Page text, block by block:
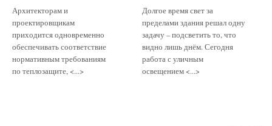
Архитекторам и
проектировщикам
приходится одновременно
обеспечивать соответствие
нормативным требованиям
по теплозащите, <...>
Долгое время свет за
пределами здания решал одну
задачу – подсветить то, что
видно лишь днём. Сегодня
работа с уличным
освещением <...>